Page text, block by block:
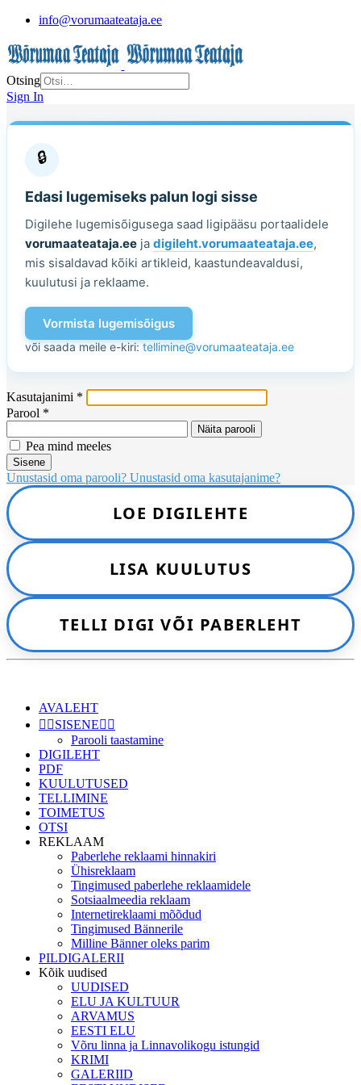
info@vorumaateataja.ee
Otsing
Sign In
🔒
Edasi lugemiseks palun logi sisse
Digilehe lugemisõigusega saad ligipääsu portaalidele
vorumaateataja.ee jadigileht.vorumaateataja.ee,
mis sisaldavad kõiki artikleid, kaastundeavaldusi,
kuulutusi ja reklaame.
Vormista lugemisõigus
või saada meile e-kiri:tellimine@vorumaateataja.ee
Kasutajanimi *
Parool *
Näita parooli
Pea mind meeles
Sisene
Unustasid oma parooli? Unustasid oma kasutajanime?
LOE DIGILEHTE
LISA KUULUTUS
TELLI DIGI VÕI PABERLEHT
AVALEHT
👉🏻SISENE👈🏻
Parooli taastamine
DIGILEHT
PDF
KUULUTUSED
TELLIMINE
TOIMETUS
OTSI
REKLAAM
Paberlehe reklaami hinnakiri
Ühisreklaam
Tingimused paberlehe reklaamidele
Sotsiaalmeedia reklaam
Internetireklaami mõõdud
Tingimused Bännerile
Milline Bänner oleks parim
PILDIGALERII
Kõik uudised
UUDISED
ELU JA KULTUUR
ARVAMUS
EESTI ELU
Võru linna ja Linnavolikogu istungid
KRIMI
GALERIID